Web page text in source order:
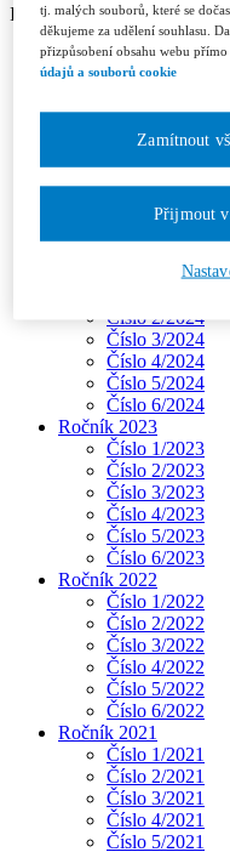
ISSN 1802-3843 (print)
Ročník 2026
Číslo 1/2026
Ročník 2025
Číslo 1/2025
Číslo 2/2025
Číslo 3/2025
Číslo 4-5/2025
Číslo 2/2024
Číslo 3/2024
Číslo 4/2024
Číslo 5/2024
Číslo 6/2024
Ročník 2023
Číslo 1/2023
Číslo 2/2023
Číslo 3/2023
Číslo 4/2023
Číslo 5/2023
Číslo 6/2023
Ročník 2022
Číslo 1/2022
Číslo 2/2022
Číslo 3/2022
Číslo 4/2022
Číslo 5/2022
Číslo 6/2022
Ročník 2021
Číslo 1/2021
Číslo 2/2021
Číslo 3/2021
Číslo 4/2021
Číslo 5/2021
tj. malých souborů, které se
děkujeme za udělení souhlasu.
přizpůsobení obsahu webu přímo
údajů a souborů cookie
Zamítnout
Přijmout